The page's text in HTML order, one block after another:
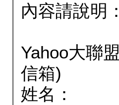
內容請說明：
Yahoo大聯
信箱)
姓名：